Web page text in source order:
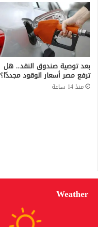
بعد توصية صندوق النقد.. هل
ترفع مصر أسعار الوقود مجددًا؟
منذ 14 ساعة
Weather